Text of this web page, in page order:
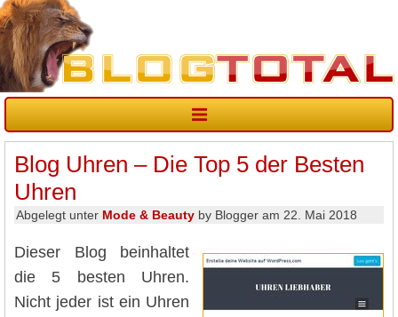
Blog Uhren – Die Top 5 der Besten
Uhren
Abgelegt unter Mode & Beauty by Blogger am 22. Mai 2018
Dieser Blog beinhaltet
die 5 besten Uhren.
Nicht jeder ist ein Uhren